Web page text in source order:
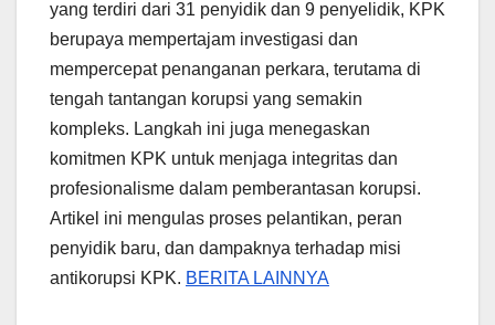
yang terdiri dari 31 penyidik dan 9 penyelidik, KPK
berupaya mempertajam investigasi dan
mempercepat penanganan perkara, terutama di
tengah tantangan korupsi yang semakin
kompleks. Langkah ini juga menegaskan
komitmen KPK untuk menjaga integritas dan
profesionalisme dalam pemberantasan korupsi.
Artikel ini mengulas proses pelantikan, peran
penyidik baru, dan dampaknya terhadap misi
antikorupsi KPK. BERITA LAINNYA